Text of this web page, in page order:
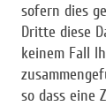
sofern dies
Dritte diese
keinem Fall
so dass eine